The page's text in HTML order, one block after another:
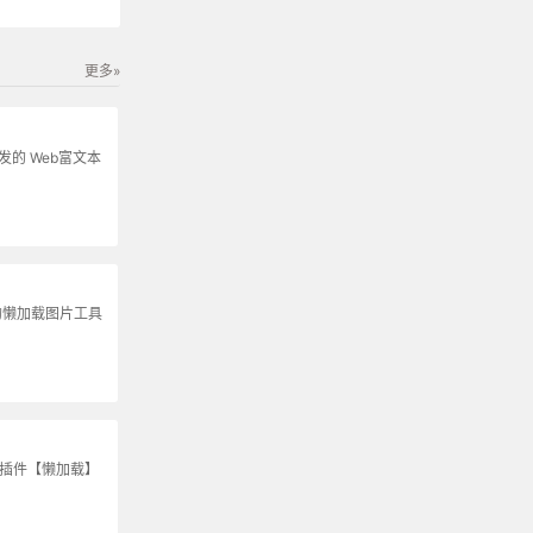
更多»
的 Web富文本
加载图片工具
件【懒加载】